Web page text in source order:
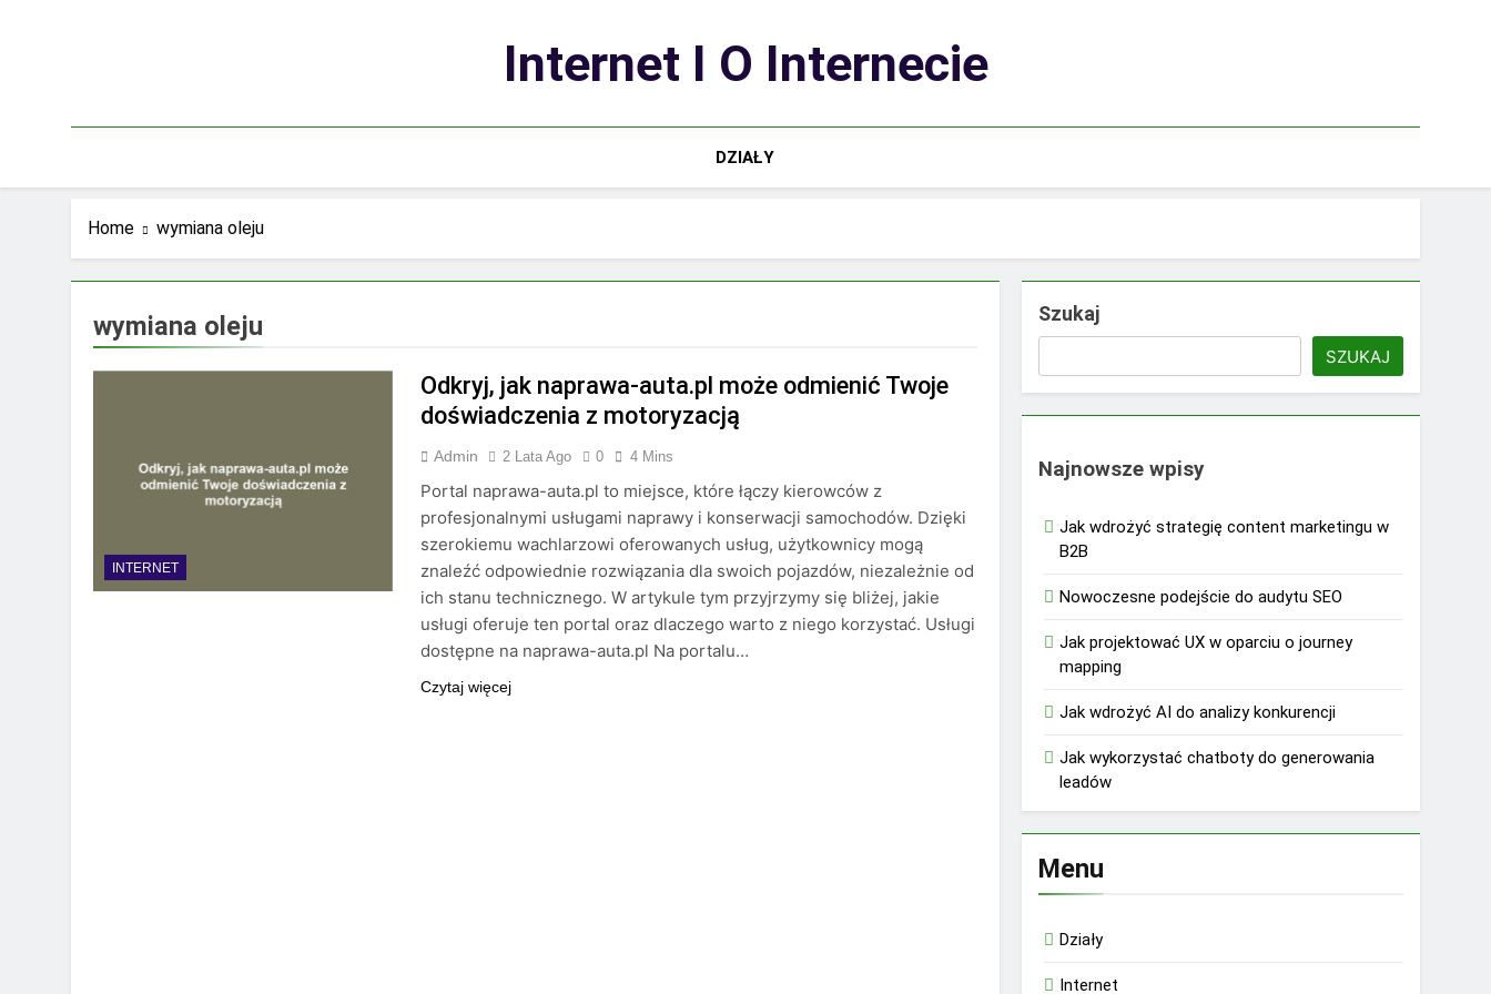
Internet I O Internecie
DZIAŁY
Home wymiana oleju
wymiana oleju
INTERNET
Odkryj, jak naprawa-auta.pl może odmienić Twoje
doświadczenia z motoryzacją
Admin 2 Lata Ago 0 4 Mins
Portal naprawa-auta.pl to miejsce, które łączy kierowców z
profesjonalnymi usługami naprawy i konserwacji samochodów. Dzięki
szerokiemu wachlarzowi oferowanych usług, użytkownicy mogą
znaleźć odpowiednie rozwiązania dla swoich pojazdów, niezależnie od
ich stanu technicznego. W artykule tym przyjrzymy się bliżej, jakie
usługi oferuje ten portal oraz dlaczego warto z niego korzystać. Usługi
dostępne na naprawa-auta.pl Na portalu…
Czytaj więcej
Szukaj
SZUKAJ
Najnowsze wpisy
Jak wdrożyć strategię content marketingu w
B2B
Nowoczesne podejście do audytu SEO
Jak projektować UX w oparciu o journey
mapping
Jak wdrożyć AI do analizy konkurencji
Jak wykorzystać chatboty do generowania
leadów
Menu
Działy
Internet